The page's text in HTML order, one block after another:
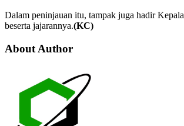
Dalam peninjauan itu, tampak juga hadir
beserta jajarannya.(KC)
About Author